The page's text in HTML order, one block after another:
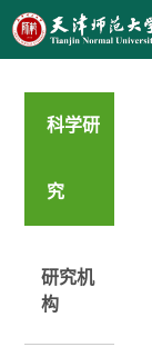
科学研
究
研究机
构